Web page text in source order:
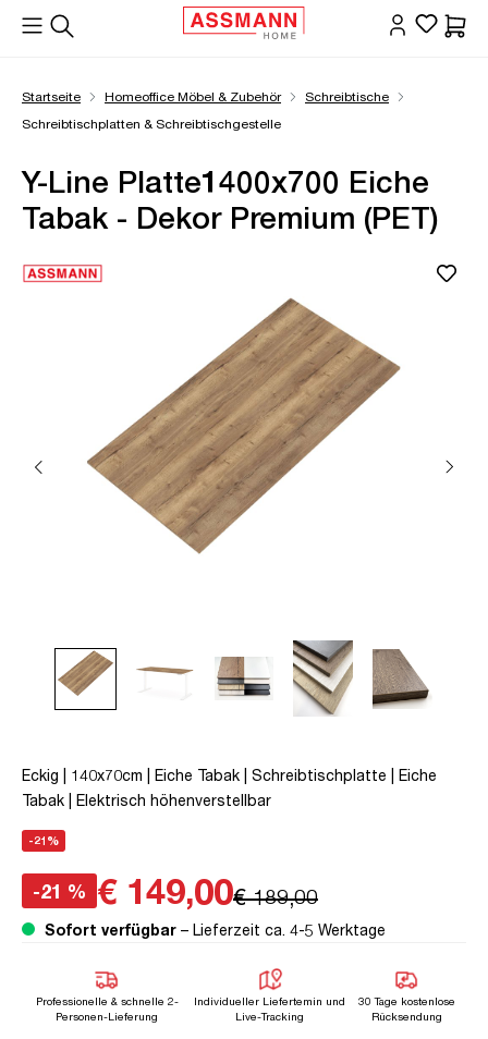
springen
Startseite Homeoffice Möbel & Zubehör
Schreibtische
Schreibtischplatten & Schreibtischgestelle
Y-Line Platte1400x700 Eiche
Tabak - Dekor Premium (PET)
Eckig | 140x70cm | Eiche Tabak | Schreibtischplatte | Eiche
Tabak | Elektrisch höhenverstellbar
-21%
-21 % € 149,00€ 189,00
Sofort verfügbar – Lieferzeit ca. 4-5 Werktage
Professionelle & schnelle 2-
Personen-Lieferung
Individueller Liefertemin und
Live-Tracking
30 Tage kostenlose
Rücksendung